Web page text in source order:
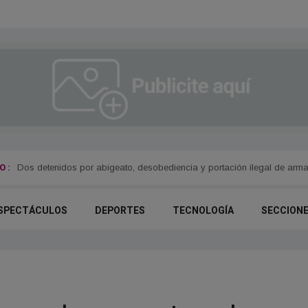
: Dos detenidos por abigeato, desobediencia y portación ilegal de arma
DEPORTES TECNOLOGÍA